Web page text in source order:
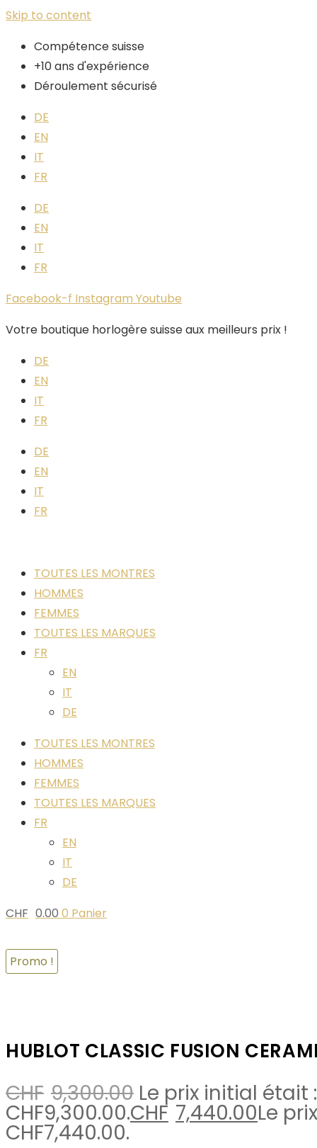
Skip to content
Compétence suisse
+10 ans d'expérience
Déroulement sécurisé
DE
EN
IT
FR
DE
EN
IT
FR
Facebook-f Instagram Youtube
Votre boutique horlogère suisse aux meilleurs prix !
DE
EN
IT
FR
DE
EN
IT
FR
TOUTES LES MONTRES
HOMMES
FEMMES
TOUTES LES MARQUES
FR
EN
IT
DE
TOUTES LES MONTRES
HOMMES
FEMMES
TOUTES LES MARQUES
FR
EN
IT
DE
CHF 0.00 0 Panier
Promo !
HUBLOT CLASSIC FUSION
CHF 9,300.00 Le prix initial était :
CHF9,300.00.CHF 7,440.00Le
CHF7,440.00.